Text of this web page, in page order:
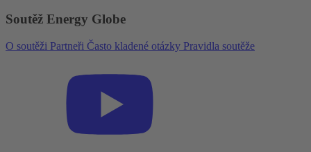
Soutěž Energy Globe
O soutěži Partneři Často kladené otázky Pravidla soutěže